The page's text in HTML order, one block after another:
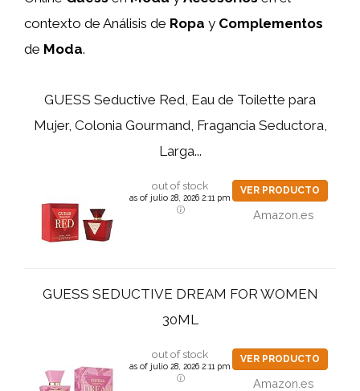
contexto de Análisis de Ropa y Complementos
de Moda.
GUESS Seductive Red, Eau de Toilette para
Mujer, Colonia Gourmand, Fragancia Seductora,
Larga...
out of stock
as of julio 28, 2026 2:11 pm
VER PRODUCTO
Amazon.es
GUESS SEDUCTIVE DREAM FOR WOMEN
30ML
out of stock
as of julio 28, 2026 2:11 pm
VER PRODUCTO
Amazon.es